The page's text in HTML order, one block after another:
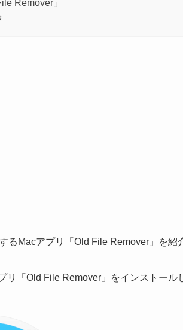
Remover」
るMacアプリ「Old File Remover」を紹
リ「Old File Remover」をインストール